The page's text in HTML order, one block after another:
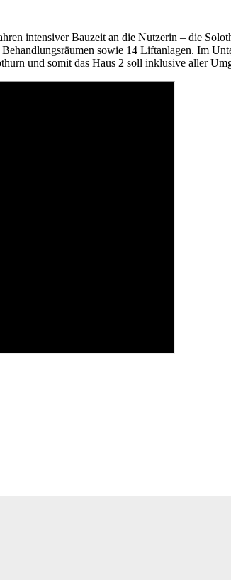
intensiver Bauzeit an die Nutzerin – die
sowie 14 Liftanlagen. Im
und somit das Haus 2 soll inklusive aller